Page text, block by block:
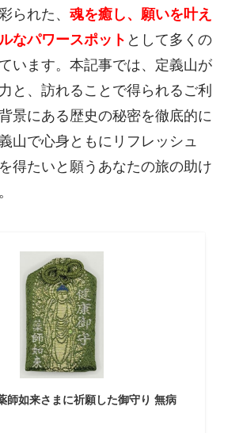
られた、 魂を癒し、願いを叶え
なパワースポット として多くの
います。本記事では、定義山が
と、訪れることで得られるご利
景にある歴史の秘密を徹底的に
山で心身ともにリフレッシュ
得たいと願うあなたの旅の助け
師如来さまに祈願した御守り 無病